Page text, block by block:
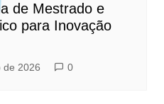
de Mestrado e
para Inovação
de 2026 0